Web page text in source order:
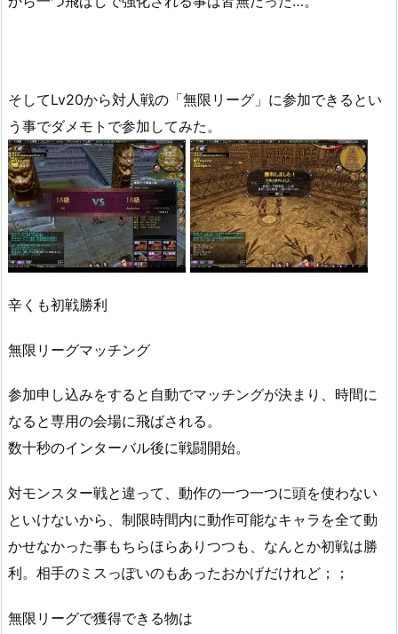
そしてLv20から対人戦の「無限リーグ」に参加できるとい
う事でダメモトで参加してみた。
辛くも初戦勝利
無限リーグマッチング
参加申し込みをすると自動でマッチングが決まり、時間に
なると専用の会場に飛ばされる。
数十秒のインターバル後に戦闘開始。
対モンスター戦と違って、動作の一つ一つに頭を使わない
といけないから、制限時間内に動作可能なキャラを全て動
かせなかった事もちらほらありつつも、なんとか初戦は勝
利。相手のミスっぽいのもあったおかげだけれど；；
無限リーグで獲得できる物は